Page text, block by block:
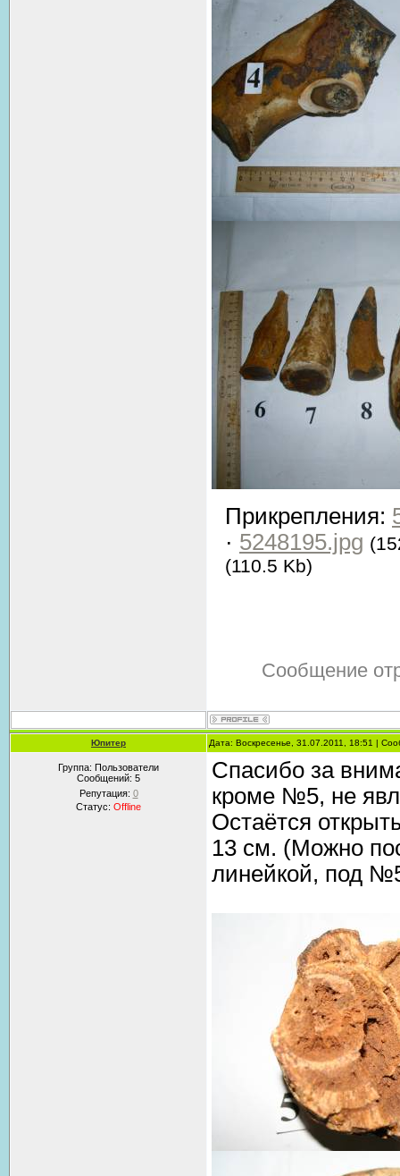
Прикрепления:
· 5248195.jpg
(110.5 Kb)
Сообщение
Юпитер Дата: Воскресенье, 31.07.2011, 18:51 |
Группа: Пользователи
Сообщений: 5
Репутация: 0
Статус: Offline
Спасибо за
кроме №5, не
Остаётся
13 см. (Можно
линейкой, под